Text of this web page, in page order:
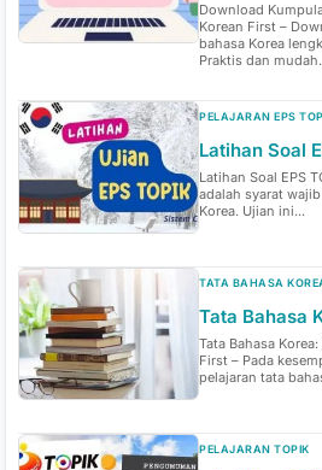
Download
Korean First –
bahasa Korea
Praktis dan
PELAJARAN EPS
Latihan Soal
Latihan Soal EPS
adalah syarat
Korea. Ujian ini...
TATA BAHASA
Tata Bahasa
Tata Bahasa
First – Pada
pelajaran tata
PELAJARAN TOPIK